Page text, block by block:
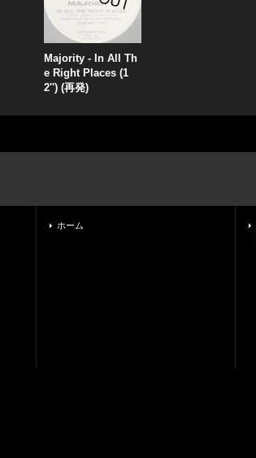
Majority - In All Th
e Right Places (1
2'') (再発)
ホーム